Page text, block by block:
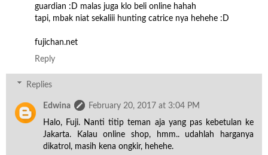
guardian :D malas juga klo beli online hahah
tapi, mbak niat sekaliii hunting catrice nya hehehe :D
fujichan.net
Reply
Replies
Edwina
February 20, 2017 at 3:04 PM
Halo, Fuji. Nanti titip teman aja yang pas kebetulan ke
Jakarta. Kalau online shop, hmm.. udahlah harganya
dikatrol, masih kena ongkir, hehehe.